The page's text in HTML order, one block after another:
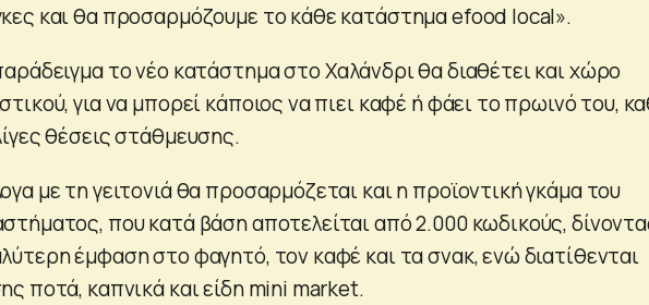
και θα προσαρμόζουμε το κάθε κατάστημα efood local».
το νέο κατάστημα στο Χαλάνδρι θα διαθέτει και χώρο
για να μπορεί κάποιος να πιει καφέ ή φάει το πρωινό του,
θέσεις στάθμευσης.
με τη γειτονιά θα προσαρμόζεται και η προϊοντική γκάμα του
που κατά βάση αποτελείται από 2.000 κωδικούς,
έμφαση στο φαγητό, τον καφέ και τα σνακ, ενώ διατίθενται
ποτά, καπνικά και είδη mini market.